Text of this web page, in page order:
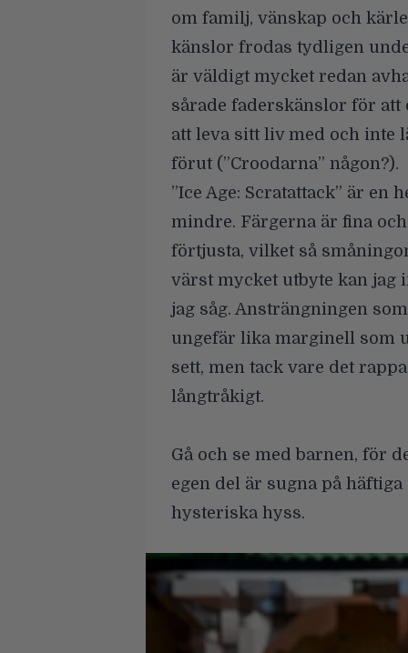
om familj, vänskap och
känslor frodas tydligen
är väldigt mycket redan
sårade faderskänslor för
att leva sitt liv med och inte
förut (”Croodarna” någon?).
”Ice Age: Scratattack” är
mindre. Färgerna är fina
förtjusta, vilket så
värst mycket utbyte kan jag
jag såg. Ansträngningen
ungefär lika marginell som
sett, men tack vare det
långtråkigt.
Gå och se med barnen, för
egen del är sugna på
hysteriska hyss.